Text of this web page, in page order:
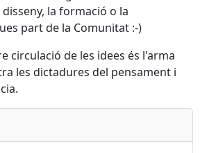
la formació o la
part de la Comunitat :-)
circulació de les idees és l'arma
les dictadures del pensament i